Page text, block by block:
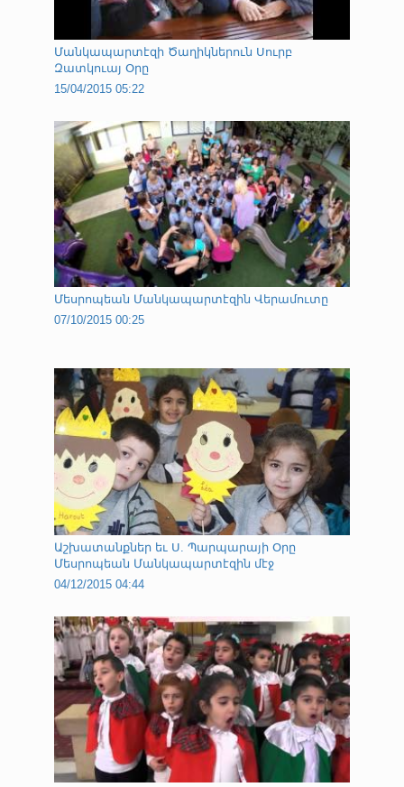
Մանկապարտէզի Ծաղիկներուն Սուրբ
Զատկուայ Օրը
15/04/2015 05:22
Մեսրոպեան Մանկապարտէզին Վերամուտը
07/10/2015 00:25
Աշխատանքներ եւ Ս. Պարպարայի Օրը
Մեսրոպեան Մանկապարտէզին մէջ
04/12/2015 04:44